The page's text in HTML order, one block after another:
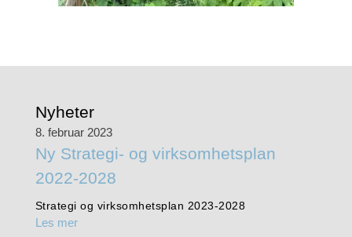
Nyheter
8. februar 2023
Ny Strategi- og virksomhetsplan
2022-2028
Strategi og virksomhetsplan 2023-2028
Les mer